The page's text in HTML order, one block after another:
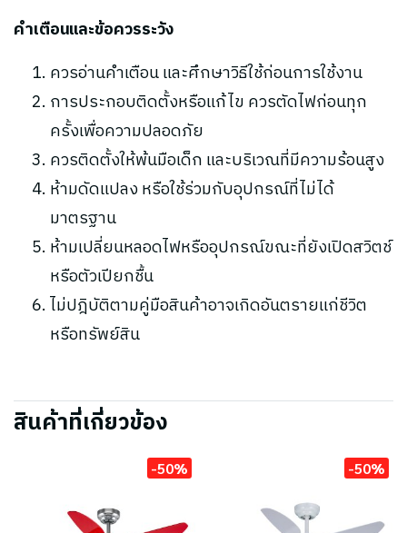
คำเตือนและข้อควรระวัง
ควรอ่านคำเตือน และศึกษาวิธีใช้ก่อนการใช้งาน
การประกอบติดตั้งหรือแก้ไข ควรตัดไฟก่อนทุก
ครั้งเพื่อความปลอดภัย
ควรติดตั้งให้พ้นมือเด็ก และบริเวณที่มีความร้อนสูง
ห้ามดัดแปลง หรือใช้ร่วมกับอุปกรณ์ที่ไม่ได้
มาตรฐาน
ห้ามเปลี่ยนหลอดไฟหรืออุปกรณ์ขณะที่ยังเปิดสวิตช์
หรือตัวเปียกชื้น
ไม่ปฎิบัติตามคู่มือสินค้าอาจเกิดอันตรายแก่ชีวิต
หรือทรัพย์สิน
สินค้าที่เกี่ยวข้อง
-50% -50%